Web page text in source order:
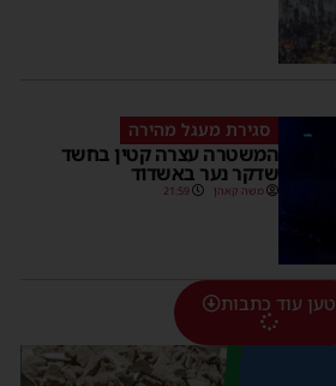
סגירת מעגל מהירה
המשטרה עצרה קטין בחשד
שדקר נער באשדוד
משה קאהן 21:59
טען עוד כתבות